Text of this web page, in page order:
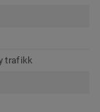
trafikk